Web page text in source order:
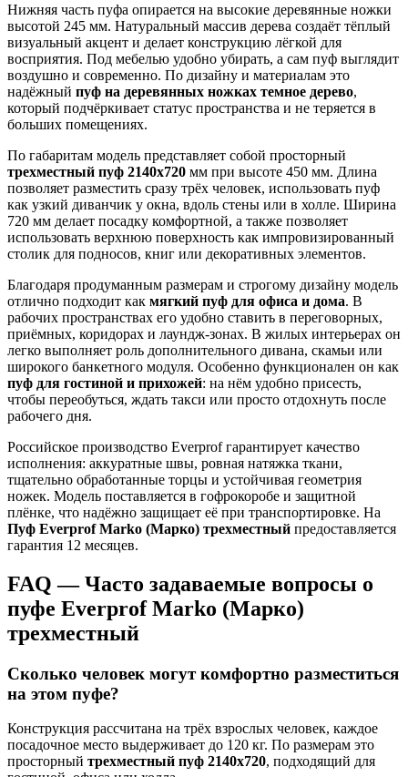
Нижняя часть пуфа опирается на высокие деревянные ножки
высотой 245 мм. Натуральный массив дерева создаёт тёплый
визуальный акцент и делает конструкцию лёгкой для
восприятия. Под мебелью удобно убирать, а сам пуф выглядит
воздушно и современно. По дизайну и материалам это
надёжный пуф на деревянных ножках темное дерево,
который подчёркивает статус пространства и не теряется в
больших помещениях.
По габаритам модель представляет собой просторный
трехместный пуф 2140х720 мм при высоте 450 мм. Длина
позволяет разместить сразу трёх человек, использовать пуф
как узкий диванчик у окна, вдоль стены или в холле. Ширина
720 мм делает посадку комфортной, а также позволяет
использовать верхнюю поверхность как импровизированный
столик для подносов, книг или декоративных элементов.
Благодаря продуманным размерам и строгому дизайну модель
отлично подходит как мягкий пуф для офиса и дома. В
рабочих пространствах его удобно ставить в переговорных,
приёмных, коридорах и лаундж-зонах. В жилых интерьерах он
легко выполняет роль дополнительного дивана, скамьи или
широкого банкетного модуля. Особенно функционален он как
пуф для гостиной и прихожей: на нём удобно присесть,
чтобы переобуться, ждать такси или просто отдохнуть после
рабочего дня.
Российское производство Everprof гарантирует качество
исполнения: аккуратные швы, ровная натяжка ткани,
тщательно обработанные торцы и устойчивая геометрия
ножек. Модель поставляется в гофрокоробе и защитной
плёнке, что надёжно защищает её при транспортировке. На
Пуф Everprof Marko (Марко) трехместный предоставляется
гарантия 12 месяцев.
FAQ — Часто задаваемые вопросы о
пуфе Everprof Marko (Марко)
трехместный
Сколько человек могут комфортно разместиться
на этом пуфе?
Конструкция рассчитана на трёх взрослых человек, каждое
посадочное место выдерживает до 120 кг. По размерам это
просторный трехместный пуф 2140х720, подходящий для